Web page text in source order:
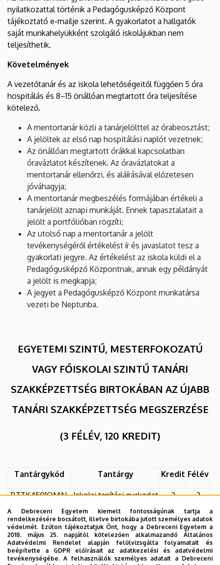
nyilatkozattal történik a Pedagógusképző Központ
tájékoztató e-mailje szerint. A gyakorlatot a hallgatók
saját munkahelyükként szolgáló iskolájukban nem
teljesíthetik.
Követelmények
A vezetőtanár és az iskola lehetőségeitől függően 5 óra
hospitálás és 8–15 önállóan megtartott óra teljesítése
kötelező.
A mentortanár közli a tanárjelölttel az órabeosztást;
A jelöltek az első nap hospitálási naplót vezetnek;
Az önállóan megtartott órákkal kapcsolatban
óravázlatot készítenek. Az óravázlatokat a
mentortanár ellenőrzi, és aláírásával előzetesen
jóváhagyja;
A mentortanár megbeszélés formájában értékeli a
tanárjelölt aznapi munkáját. Ennek tapasztalatait a
jelölt a portfólióban rögzíti;
Az utolsó nap a mentortanár a jelölt
tevékenységéről értékelést ír és javaslatot tesz a
gyakorlati jegyre. Az értékelést az iskola küldi el a
Pedagógusképző Központnak, annak egy példányát
a jelölt is megkapja;
A jegyet a Pedagógusképző Központ munkatársa
vezeti be Neptunba.
EGYETEMI SZINTŰ, MESTERFOKOZATÚ
VAGY FŐISKOLAI SZINTŰ TANÁRI
SZAKKÉPZETTSÉG BIRTOKÁBAN AZ ÚJABB
TANÁRI SZAKKÉPZETTSÉG MEGSZERZÉSE
(3 FÉLÉV, 120 KREDIT)
Tantárgykód Tantárgy Kredit Félév
BTTK4501OMAL Iskolai tanítási gyakorlat 2 3
BTTK5505OMAL Portfólió 2 3
ISKOLAI TANÍTÁSI GYAKORLAT
A Debreceni Egyetem kiemelt fontosságúnak tartja a
rendelkezésére bocsátott, illetve birtokába jutott személyes adatok
védelmét. Ezúton tájékoztatjuk Önt, hogy a Debreceni Egyetem a
2018. május 25. napjától kötelezően alkalmazandó Általános
Adatvédelmi Rendelet alapján felülvizsgálta folyamatait és
beépítette a GDPR előírásait az adatkezelési és adatvédelmi
tevékenységébe. A felhasználók személyes adatait a Debreceni